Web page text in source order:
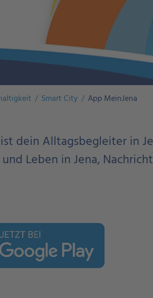
Smart City App MeinJena
dein Alltagsbegleiter in
Leben in Jena,